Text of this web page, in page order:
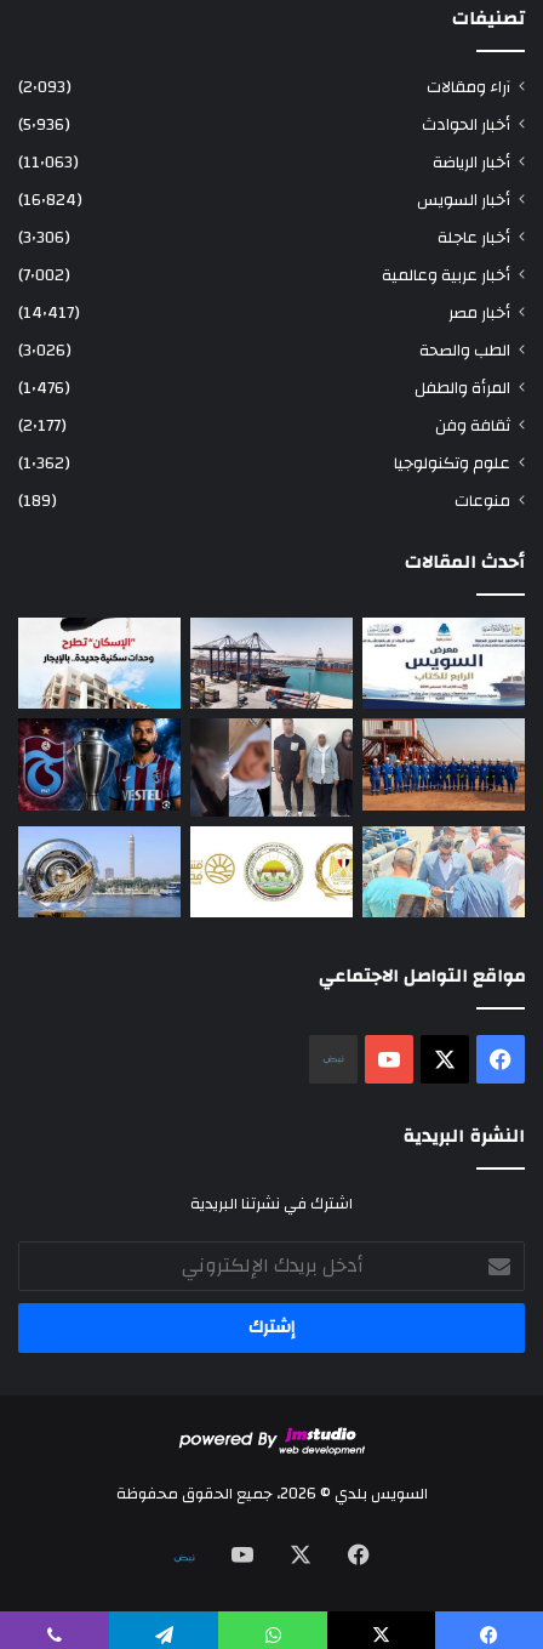
تصنيفات
آراء ومقالات
(2٬093)
أخبار الحوادث
(5٬936)
أخبار الرياضة
(11٬063)
أخبار السويس
(16٬824)
أخبار عاجلة
(3٬306)
أخبار عربية وعالمية
(7٬002)
أخبار مصر
(14٬417)
الطب والصحة
(3٬026)
المرأة والطفل
(1٬476)
ثقافة وفن
(2٬177)
علوم وتكنولوجيا
(1٬362)
منوعات
(189)
أحدث المقالات
مواقع التواصل الاجتماعي
فيسبوك ‫YouTube
النشرة البريدية
اشترك في نشرتنا البريدية
أدخل
بريدك
الإلكتروني
السويس بلدي © 2026، جميع الحقوق محفوظة
فيسبوك ‫YouTube